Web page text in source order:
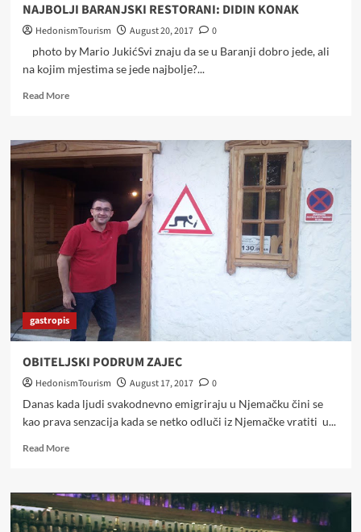
NAJBOLJI BARANJSKI RESTORANI: DIDIN KONAK
HedonismTourism August 20, 2017
0
photo by Mario JukićSvi znaju da se u Baranji dobro jede, ali
na kojim mjestima se jede najbolje?...
Read MoreRead
NAJBOLJI
BARANJSKI
RESTORANI:
KONAK
gastropis
OBITELJSKI PODRUM ZAJEC
HedonismTourism August 17, 2017
0
Danas kada ljudi svakodnevno emigriraju u Njemačku čini se
kao prava senzacija kada se netko odluči iz Njemačke vratiti u...
Read MoreRead
OBITELJSKI
PODRUM
ZAJEC